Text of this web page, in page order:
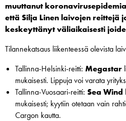
muuttanut
että Silja Linen laivojen reittejä
keskeyttänyt väliaikaisesti
Tilannekatsaus liikenteessä olevista
Tallinna-Helsinki-reitti: Megastar
mukaisesti. Lippuja voi varata
Tallinna-Vuosaari-reitti: Sea Wind
mukaisesti; kyytiin otetaan vain
Cargon kautta.